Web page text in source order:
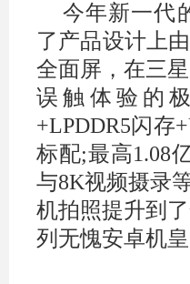
今年新一代
了产品设计上
全面屏，在三
误触体验的
+LPDDR5闪存
标配;最高1.08
与8K视频摄录
机拍照提升到
列无愧安卓机皇